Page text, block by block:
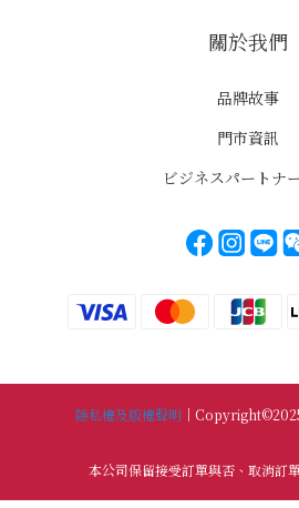
關於我們
品牌故事
門市資訊
ビジネスパートナ
隱私權及版權聲明 ｜
本公司保留接受訂單與否、取消訂